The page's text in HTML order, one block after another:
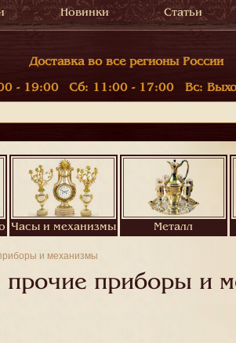
Новинки Статьи
Доставка во все регионы России
- 19:00 Сб: 11:00 - 17:00 Вс:
Часы и механизмы Металл
и механизмы
прочие приборы и